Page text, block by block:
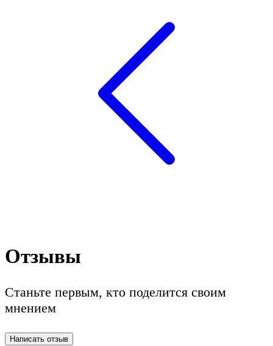
Отзывы
Станьте первым, кто поделится своим
мнением
Написать отзыв